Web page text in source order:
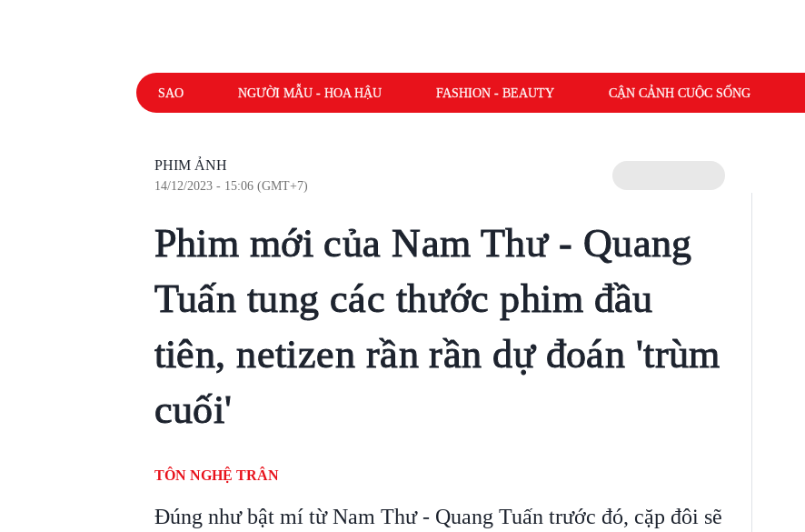
SAO NGƯỜI MẪU - HOA HẬU FASHION - BEAUTY CẬN CẢNH CUỘC SỐNG
PHIM ẢNH
14/12/2023 - 15:06 (GMT+7)
Phim mới của Nam Thư - Quang
Tuấn tung các thước phim đầu
tiên, netizen rần rần dự đoán 'trùm
cuối'
TÔN NGHỆ TRÂN
Đúng như bật mí từ Nam Thư - Quang Tuấn trước đó, cặp đôi sẽ